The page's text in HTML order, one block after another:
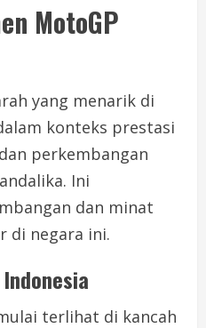
MotoGP
yang menarik di
konteks prestasi
perkembangan
Ini
dan minat
di negara ini.
terlihat di kancah